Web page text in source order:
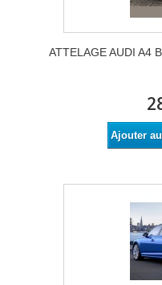
ATTELAGE AUDI A4
Ajouter